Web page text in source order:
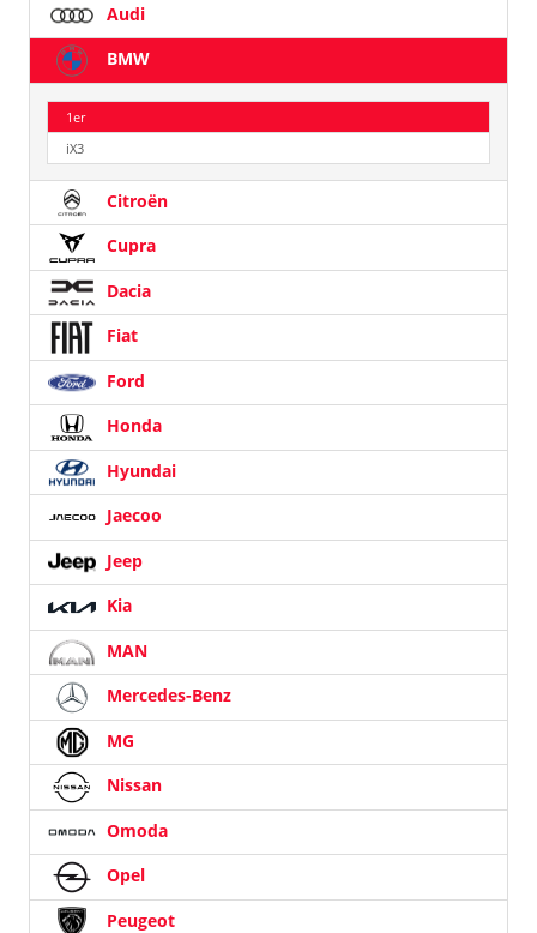
Audi
BMW
1er
iX3
Citroën
Cupra
Dacia
Fiat
Ford
Honda
Hyundai
Jaecoo
Jeep
Kia
MAN
Mercedes-Benz
MG
Nissan
Omoda
Opel
Peugeot